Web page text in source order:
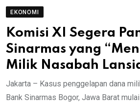
EKONOMI
Komisi XI Segera
Sinarmas yang
Milik Nasabah
Jakarta – Kasus penggelapan dana
Bank Sinarmas Bogor, Jawa Barat